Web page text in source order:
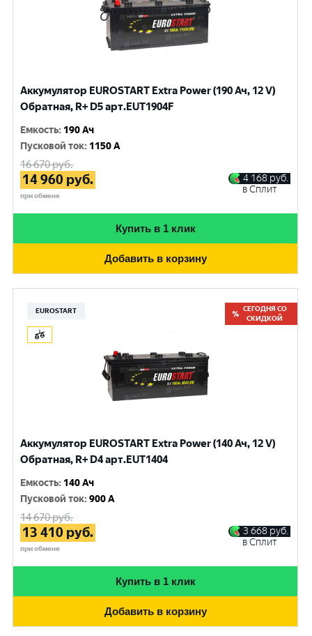
Аккумулятор EUROSTART Extra Power (190 Ач, 12 V)
Обратная, R+ D5 арт.EUT1904F
Емкость: 190 Ач
Пусковой ток: 1150 A
16 670руб.
14 960 руб.
при обмене
4 168 руб.
в Сплит
Купить в 1 клик
Добавить в корзину
EUROSTART
СЕГОДНЯ СО
СКИДКОЙ
Аккумулятор EUROSTART Extra Power (140 Ач, 12 V)
Обратная, R+ D4 арт.EUT1404
Емкость: 140 Ач
Пусковой ток:900 A
14 670руб.
13 410 руб.
при обмене
3 668 руб.
в Сплит
Купить в 1 клик
Добавить в корзину